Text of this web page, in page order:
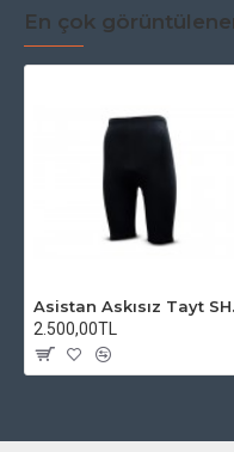
En çok
2.500,00TL